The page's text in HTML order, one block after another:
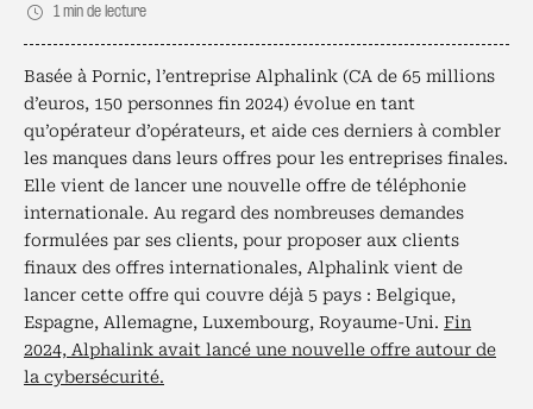
1 min de lecture
Basée à Pornic, l’entreprise Alphalink (CA de 65 millions
d’euros, 150 personnes fin 2024) évolue en tant
qu’opérateur d’opérateurs, et aide ces derniers à combler
les manques dans leurs offres pour les entreprises finales.
Elle vient de lancer une nouvelle offre de téléphonie
internationale. Au regard des nombreuses demandes
formulées par ses clients, pour proposer aux clients
finaux des offres internationales, Alphalink vient de
lancer cette offre qui couvre déjà 5 pays : Belgique,
Espagne, Allemagne, Luxembourg, Royaume-Uni. Fin
2024, Alphalink avait lancé une nouvelle offre autour de
la cybersécurité.